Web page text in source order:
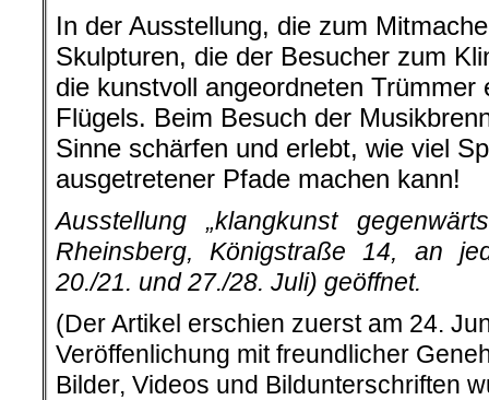
In der Ausstellung, die zum
Skulpturen, die der Besucher zum
die kunstvoll angeordneten Trümmer
Flügels. Beim Besuch der
Sinne schärfen und erlebt, wie viel
ausgetretener Pfade machen kann!
Ausstellung „klangkunst
Rheinsberg, Königstraße 14, an
20./21. und 27./28. Juli) geöffnet.
(Der Artikel erschien zuerst am 24.
Veröffenlichung mit freundlicher
Bilder, Videos und Bildunterschriften